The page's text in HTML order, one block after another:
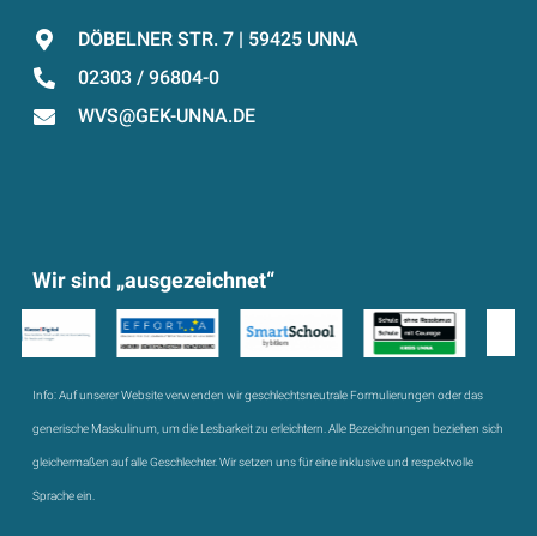
DÖBELNER STR. 7 | 59425 UNNA
02303 / 96804-0
WVS@GEK-UNNA.DE
Wir sind „ausgezeichnet“
Info:Auf unserer Website verwenden wir geschlechtsneutrale Formulierungen oder das
generische Maskulinum, um die Lesbarkeit zu erleichtern. Alle Bezeichnungen beziehen sich
gleichermaßen auf alle Geschlechter. Wir setzen uns für eine inklusive und respektvolle
Sprache ein.